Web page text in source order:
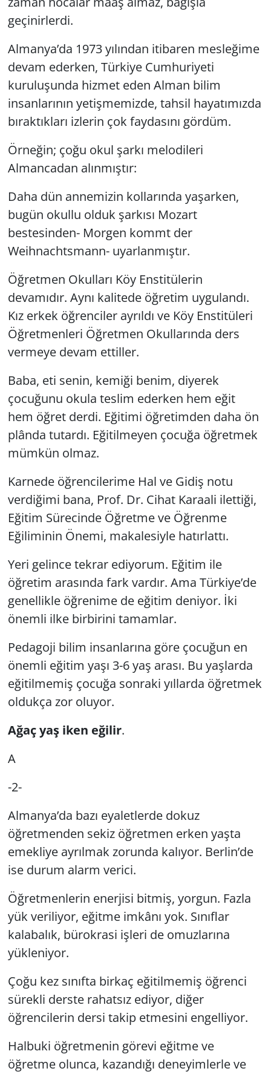
geçinirlerdi.
Almanya’da 1973 yılından itibaren mesleğime
devam ederken, Türkiye Cumhuriyeti
kuruluşunda hizmet eden Alman bilim
insanlarının yetişmemizde, tahsil hayatımızda
bıraktıkları izlerin çok faydasını gördüm.
Örneğin; çoğu okul şarkı melodileri
Almancadan alınmıştır:
Daha dün annemizin kollarında yaşarken,
bugün okullu olduk şarkısı Mozart
bestesinden- Morgen kommt der
Weihnachtsmann- uyarlanmıştır.
Öğretmen Okulları Köy Enstitülerin
devamıdır. Aynı kalitede öğretim uygulandı.
Kız erkek öğrenciler ayrıldı ve Köy Enstitüleri
Öğretmenleri Öğretmen Okullarında ders
vermeye devam ettiller.
Baba, eti senin, kemiği benim, diyerek
çocuğunu okula teslim ederken hem eğit
hem öğret derdi. Eğitimi öğretimden daha ön
plânda tutardı. Eğitilmeyen çocuğa öğretmek
mümkün olmaz.
Karnede öğrencilerime Hal ve Gidiş notu
verdiğimi bana, Prof. Dr. Cihat Karaali ilettiği,
Eğitim Sürecinde Öğretme ve Öğrenme
Eğiliminin Önemi, makalesiyle hatırlattı.
Yeri gelince tekrar ediyorum. Eğitim ile
öğretim arasında fark vardır. Ama Türkiye’de
genellikle öğrenime de eğitim deniyor. İki
önemli ilke birbirini tamamlar.
Pedagoji bilim insanlarına göre çocuğun en
önemli eğitim yaşı 3-6 yaş arası. Bu yaşlarda
eğitilmemiş çocuğa sonraki yıllarda öğretmek
oldukça zor oluyor.
Ağaç yaş iken eğilir.
A
-2-
Almanya’da bazı eyaletlerde dokuz
öğretmenden sekiz öğretmen erken yaşta
emekliye ayrılmak zorunda kalıyor. Berlin’de
ise durum alarm verici.
Öğretmenlerin enerjisi bitmiş, yorgun. Fazla
yük veriliyor, eğitme imkânı yok. Sınıflar
kalabalık, bürokrasi işleri de omuzlarına
yükleniyor.
Çoğu kez sınıfta birkaç eğitilmemiş öğrenci
sürekli derste rahatsız ediyor, diğer
öğrencilerin dersi takip etmesini engelliyor.
Halbuki öğretmenin görevi eğitme ve
öğretme olunca, kazandığı deneyimlerle ve